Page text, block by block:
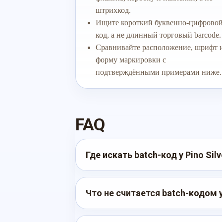
штрихкод.
Ищите короткий буквенно-
код, а не длинный торговый barcode.
Сравнивайте расположение, шрифт
форму маркировки с
подтверждёнными примерами ниже.
FAQ
Где искать batch-код у Pino
Что не считается batch-кодом